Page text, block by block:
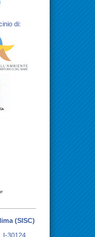
di:
(SISC)
I-30124,